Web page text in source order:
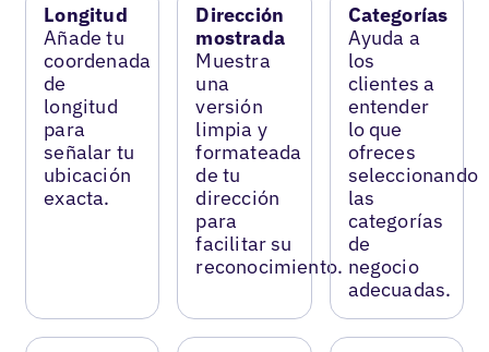
Longitud
Añade tu
coordenada
de
longitud
para
señalar tu
ubicación
exacta.
Dirección
mostrada
Muestra
una
versión
limpia y
formateada
de tu
dirección
para
facilitar su
reconocimiento.
Categorías
Ayuda a
los
clientes a
entender
lo que
ofreces
seleccionando
las
categorías
de
negocio
adecuadas.